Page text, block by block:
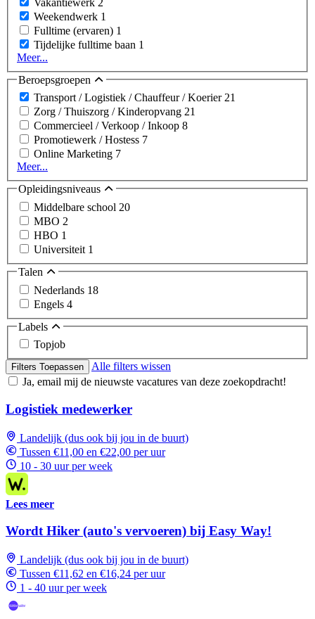
Weekendwerk 1
Fulltime (ervaren) 1
Tijdelijke fulltime baan 1
Meer...
Beroepsgroepen
Transport / Logistiek / Chauffeur / Koerier21
Zorg / Thuiszorg / Kinderopvang 21
Commercieel / Verkoop / Inkoop 8
Promotiewerk / Hostess 7
Online Marketing 7
Meer...
Opleidingsniveaus
Middelbare school 20
MBO 2
HBO 1
Universiteit 1
Talen
Nederlands 18
Engels 4
Labels
Topjob
Filters Toepassen
Alle filters wissen
Ja, email mij de nieuwste vacatures van deze zoekopdracht!
Logistiek medewerker
Landelijk (dus ook bij jou in de buurt)
Tussen €11,00 en €22,00 per uur
10 - 30 uur per week
Lees meer
Wordt Hiker (auto's vervoeren) bij Easy Way!
Landelijk (dus ook bij jou in de buurt)
Tussen €11,62 en €16,24 per uur
1 - 40 uur per week